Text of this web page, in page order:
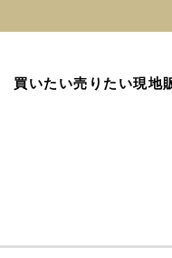
買いたい売りたい現地